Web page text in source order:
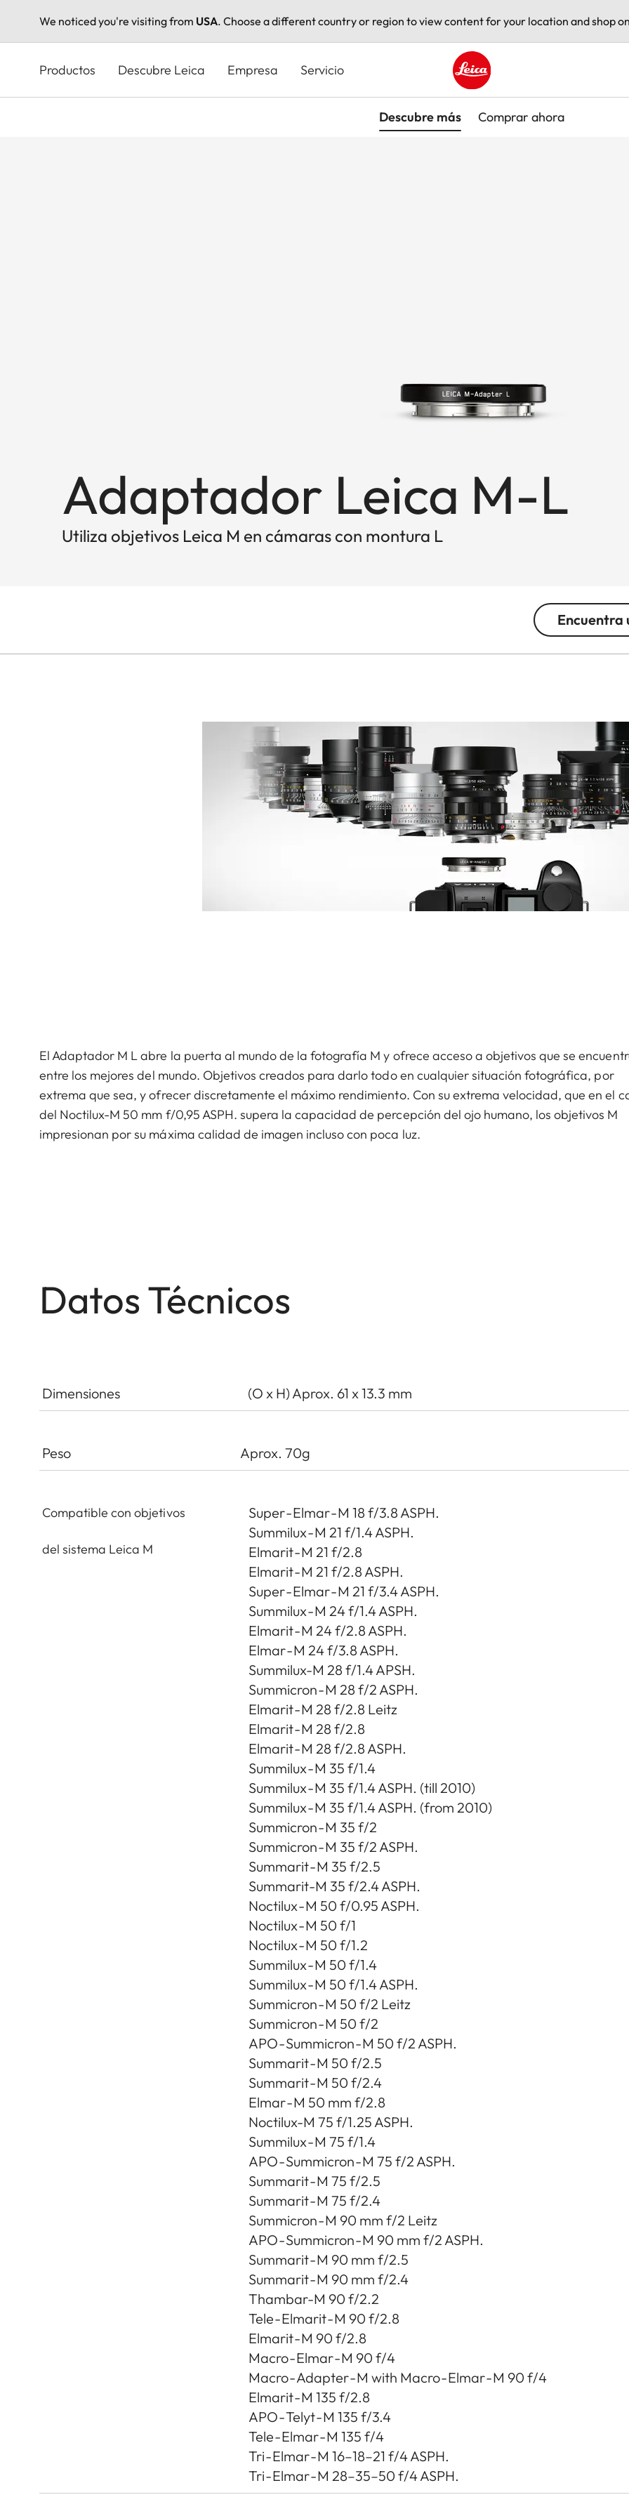
We noticed you're visiting from USA. Choose a different country or region to view content for your location and shop
principal
Productos Descubre Leica Empresa Servicio
Leica logo - Home
Descubre más Comprar ahora
Adaptador Leica M-L
Utiliza objetivos Leica M en cámaras con montura L
Encuentra
El Adaptador M L abre la puerta al mundo de la fotografía M y ofrece acceso a objetivos que se
entre los mejores del mundo. Objetivos creados para darlo todo en cualquier situación fotográfica, por
extrema que sea, y ofrecer discretamente el máximo rendimiento. Con su extrema velocidad, que en el
del Noctilux-M 50 mm f/0,95 ASPH. supera la capacidad de percepción del ojo humano, los objetivos M
impresionan por su máxima calidad de imagen incluso con poca luz.
Datos Técnicos
Dimensiones (O x H) Aprox. 61 x 13.3 mm
Peso Aprox. 70g
Compatible con objetivos
del sistema Leica M
Super - Elmar - M 18 f/3.8 ASPH.
Summilux - M 21 f/1.4 ASPH.
Elmarit - M 21 f/2.8
Elmarit - M 21 f/2.8 ASPH.
Super - Elmar - M 21 f/3.4 ASPH.
Summilux - M 24 f/1.4 ASPH.
Elmarit - M 24 f/2.8 ASPH.
Elmar - M 24 f/3.8 ASPH.
Summilux-M 28 f/1.4 APSH.
Summicron - M 28 f/2 ASPH.
Elmarit - M 28 f/2.8 Leitz
Elmarit - M 28 f/2.8
Elmarit - M 28 f/2.8 ASPH.
Summilux - M 35 f/1.4
Summilux - M 35 f/1.4 ASPH. (till 2010)
Summilux - M 35 f/1.4 ASPH. (from 2010)
Summicron - M 35 f/2
Summicron - M 35 f/2 ASPH.
Summarit - M 35 f/2.5
Summarit-M 35 f/2.4 ASPH.
Noctilux - M 50 f/0.95 ASPH.
Noctilux - M 50 f/1
Noctilux - M 50 f/1.2
Summilux - M 50 f/1.4
Summilux - M 50 f/1.4 ASPH.
Summicron - M 50 f/2 Leitz
Summicron - M 50 f/2
APO - Summicron - M 50 f/2 ASPH.
Summarit - M 50 f/2.5
Summarit - M 50 f/2.4
Elmar - M 50 mm f/2.8
Noctilux-M 75 f/1.25 ASPH.
Summilux - M 75 f/1.4
APO - Summicron - M 75 f/2 ASPH.
Summarit - M 75 f/2.5
Summarit - M 75 f/2.4
Summicron - M 90 mm f/2 Leitz
APO - Summicron - M 90 mm f/2 ASPH.
Summarit - M 90 mm f/2.5
Summarit - M 90 mm f/2.4
Thambar-M 90 f/2.2
Tele - Elmarit - M 90 f/2.8
Elmarit - M 90 f/2.8
Macro - Elmar - M 90 f/4
Macro - Adapter - M with Macro - Elmar - M 90 f/4
Elmarit - M 135 f/2.8
APO - Telyt - M 135 f/3.4
Tele - Elmar - M 135 f/4
Tri - Elmar - M 16–18–21 f/4 ASPH.
Tri - Elmar - M 28–35–50 f/4 ASPH.